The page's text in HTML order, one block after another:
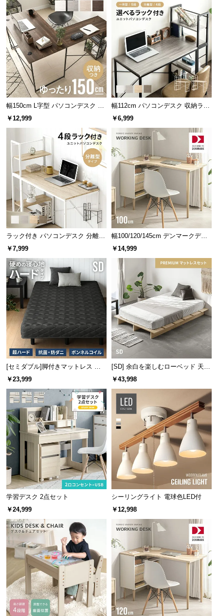
ト
知
ら
せ
ブ
ロ
業
報
横幅 奥行き 高さ
約100㎝ 約20㎝ 約40㎝
安心して使える耐荷重
天板の耐荷重は約30㎏。デスクトップPCや複数の機
器も安心して設置することができます。
デスク天板 収納棚板 ミニラック
約30㎏ 約5㎏ 約3㎏
きれいに纏まるコード穴
天板上にはコード穴を完備。OA機器などの配線で乱
雑になりがちなデスク上がすっきり片付きます。
コード穴
タップ収納で見た目スッキリ
幅150cm L字型 パソコンデスク ワ
ークデスク サイド組替可能 コーナ
￥12,999
幅112cm パソコンデスク 収納ラッ
ク付き 一体型・分離型 コンパクト
￥6,999
ラック付き パソコンデスク 分離型
タイプ
￥7,999
幅100/120/145cm デンマークデザ
イン ワークデスク
￥14,999
[セミダブル]脚付きマットレス ボ
ンネルコイル ハードタイプ
￥23,999
[SD] 余白を楽しむローベッド 天然
木調 ステージベッド プレミアムマ
￥43,998
学習デスク 2点セット
￥24,999
シーリングライト 電球色LED付
￥12,998